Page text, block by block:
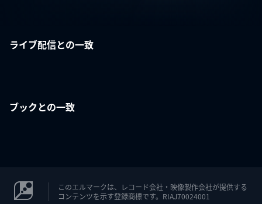
ライブ配信との一致
ブックとの一致
このエルマークは、レコード会社・映像製作会社が提供する
コンテンツを示す登録商標です。RIAJ70024001